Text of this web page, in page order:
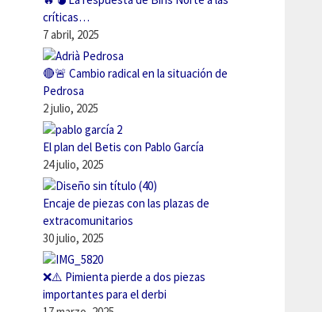
críticas…
7 abril, 2025
🔴🚨 Cambio radical en la situación de
Pedrosa
2 julio, 2025
El plan del Betis con Pablo García
24 julio, 2025
Encaje de piezas con las plazas de
extracomunitarios
30 julio, 2025
❌⚠️ Pimienta pierde a dos piezas
importantes para el derbi